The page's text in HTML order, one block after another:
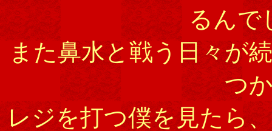
るんで
また鼻水と戦う日々が
つ
レジを打つ僕を見たら